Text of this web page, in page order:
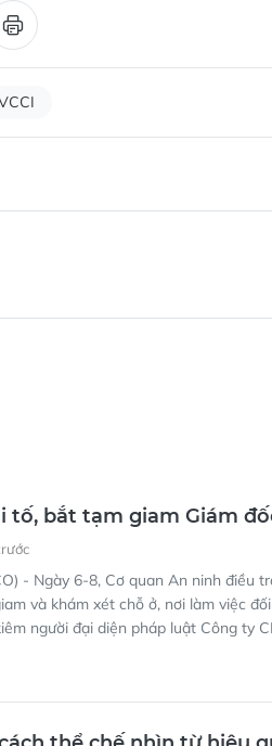
tố, bắt tạm giam Giám
- Ngày 6-8, Cơ quan An ninh điều
và khám xét chỗ ở, nơi làm việc
người đại diện pháp luật Công ty